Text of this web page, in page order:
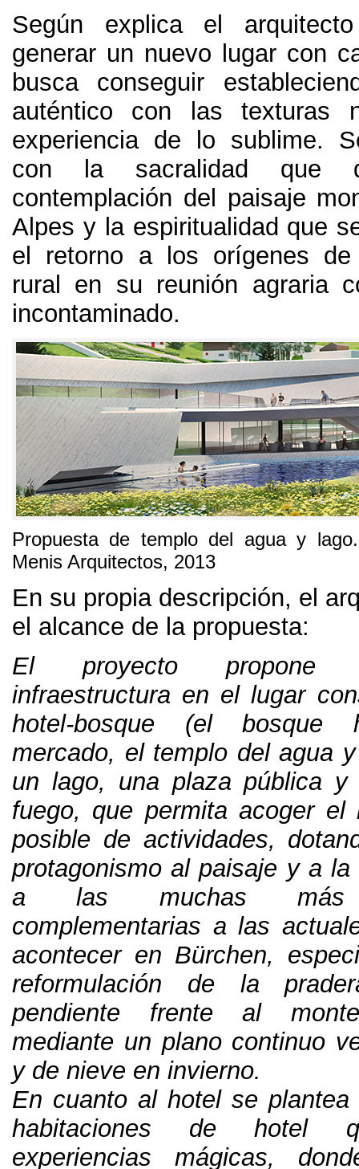
Según explica el
generar un nuevo lugar con
busca conseguir
auténtico con las texturas
experiencia de lo sublime.
con la sacralidad que
contemplación del paisaje
Alpes y la espiritualidad que
el retorno a los orígenes de
rural en su reunión agraria
incontaminado.
Propuesta de templo del agua y
Menis Arquitectos, 2013
En su propia descripción, el
el alcance de la propuesta:
El proyecto propone
infraestructura en el lugar
hotel-bosque (el bosque
mercado, el templo del agua
un lago, una plaza pública
fuego, que permita acoger el
posible de actividades,
protagonismo al paisaje y a
a las muchas más
complementarias a las
acontecer en Bürchen,
reformulación de la
pendiente frente al
mediante un plano continuo
y de nieve en invierno.
En cuanto al hotel se
habitaciones de hotel
experiencias mágicas,